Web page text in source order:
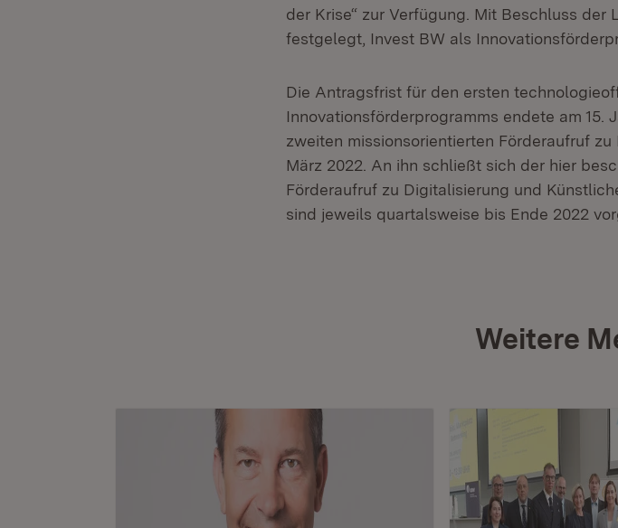
der Krise“ zur Verfügung. Mit Beschluss der
festgelegt, Invest BW als
Die Antragsfrist für den ersten
Innovationsförderprogramms endete am 15.
zweiten missionsorientierten Förderaufruf zu
März 2022. An ihn schließt sich der hier
Förderaufruf zu Digitalisierung und
sind jeweils quartalsweise bis Ende 2022
Weitere